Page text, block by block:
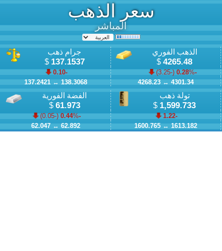
سعر الذهب
المباشر
الذهب الفوري
4265.48
$
-0.28
% (
-3.25
)
4301.34
↔
4268.23
جرام ذهب
137.1537
$
-0.10
138.3068
↔
137.2421
تولة ذهب
1,599.733
$
-1.22
1613.182
↔
1600.765
الفضة الفورية
61.973
$
-0.44
% (
-0.05
)
62.892
↔
62.047